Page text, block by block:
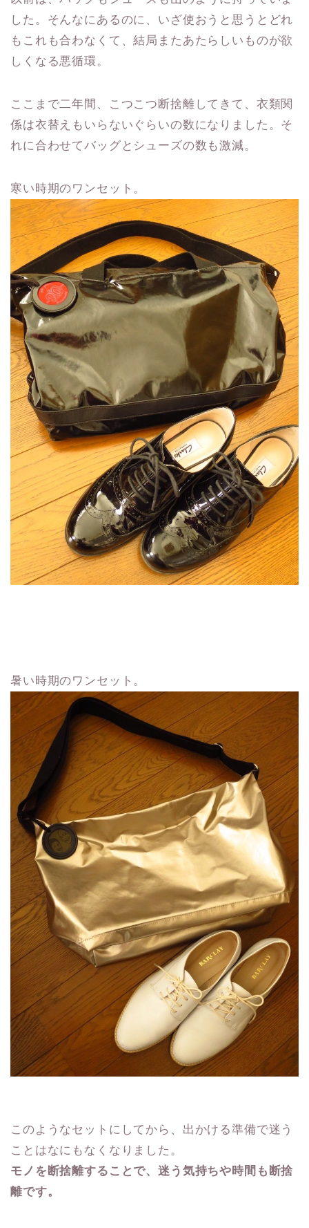
した。そんなにあるのに、いざ使おうと思うとどれ
もこれも合わなくて、結局またあたらしいものが欲
しくなる悪循環。
ここまで二年間、こつこつ断捨離してきて、衣類関
係は衣替えもいらないぐらいの数になりました。そ
れに合わせてバッグとシューズの数も激減。
寒い時期のワンセット。
暑い時期のワンセット。
このようなセットにしてから、出かける準備で迷う
ことはなにもなくなりました。
モノを断捨離することで、迷う気持ちや時間も断捨
離です。